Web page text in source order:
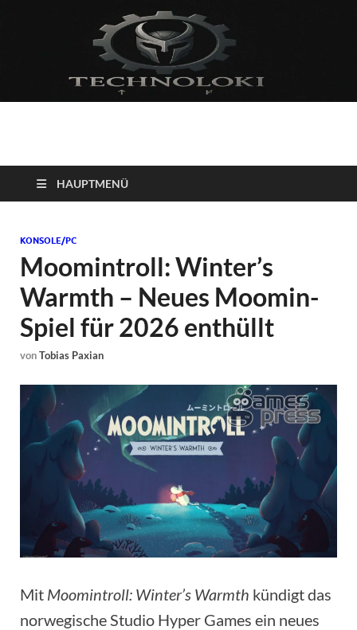
Technoloki: Gaming
und Entertainment
News
Blockbuster, Indie-Perlen und Retro-Klassiker.
HAUPTMENÜ
KONSOLE/PC
Moomintroll: Winter’s
Warmth – Neues Moomin-
Spiel für 2026 enthüllt
vonTobias Paxian
Mit Moomintroll: Winter’s Warmth kündigt das
norwegische Studio Hyper Games ein neues